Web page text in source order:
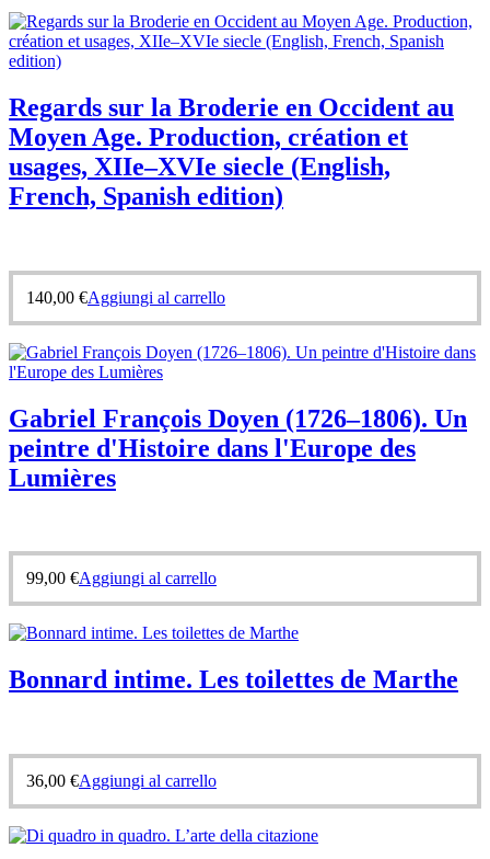
Regards sur la Broderie en Occident au
Moyen Age. Production, création et
usages, XIIe–XVIe siecle (English,
French, Spanish edition)
140,00 €Aggiungi al carrello
Gabriel François Doyen (1726–1806). Un
peintre d'Histoire dans l'Europe des
Lumières
99,00 €Aggiungi al carrello
Bonnard intime. Les toilettes de Marthe
36,00 €Aggiungi al carrello